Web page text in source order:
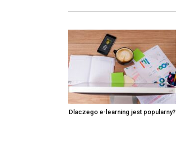
Dlaczego e-learning jest popularny?